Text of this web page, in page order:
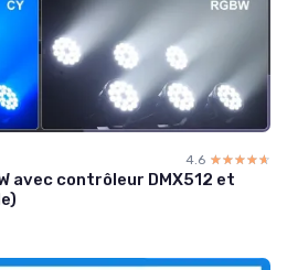
4.6 ☆☆☆☆☆
★★★★★
avec contrôleur DMX512 et